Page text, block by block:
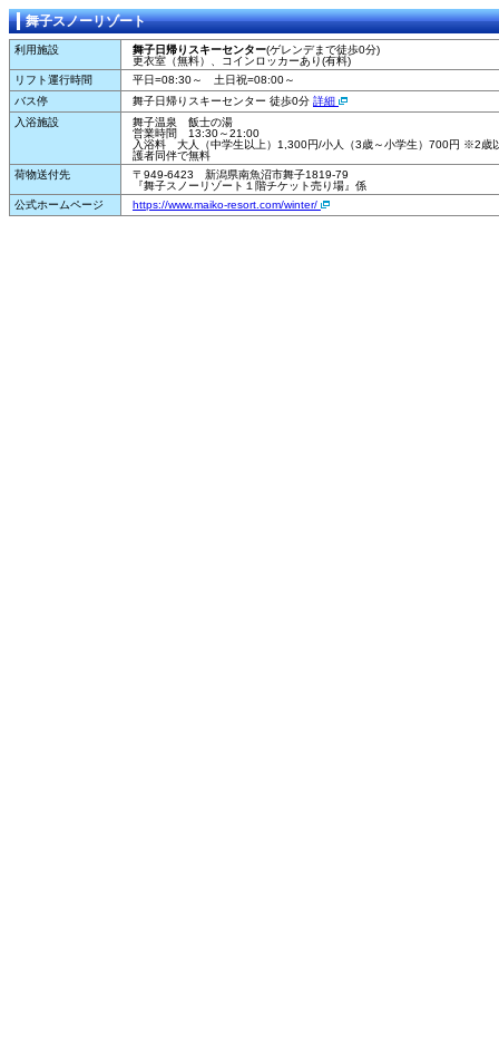
舞子スノーリゾート
利用施設 舞子日帰りスキーセンター(ゲレンデまで徒歩0分)
更衣室（無料）、コインロッカーあり(有料)
リフト運行時間
平日=08:30～ 土日祝=08:00～
バス停
舞子日帰りスキーセンター 徒歩0分 詳細
入浴施設
舞子温泉 飯士の湯
営業時間 13:30～21:00
入浴料 大人（中学生以上）1,300円/小人（3歳～小学生）700円 ※2歳
護者同伴で無料
荷物送付先
〒949-6423 新潟県南魚沼市舞子1819-79
『舞子スノーリゾート１階チケット売り場』係
公式ホームページ
https://www.maiko-resort.com/winter/